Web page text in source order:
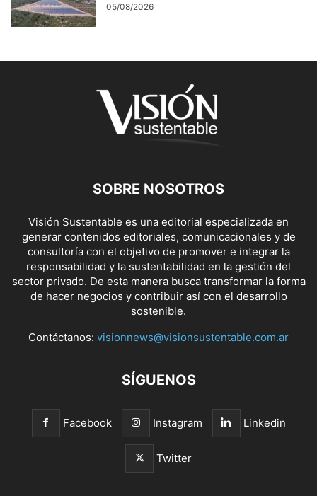
05/08/2026
SOBRE NOSOTROS
Visión Sustentable es una editorial especializada en
generar contenidos editoriales, comunicacionales y de
consultoría con el objetivo de promover e integrar la
responsabilidad y la sustentabilidad en la gestión del
sector privado. De esta manera busca transformar la forma
de hacer negocios y contribuir así con el desarrollo
sostenible.
Contáctanos: visionnews@visionsustentable.com.ar
SÍGUENOS
Facebook Instagram Linkedin
Twitter